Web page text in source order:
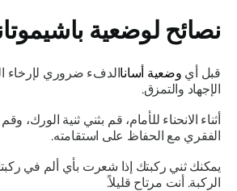
نصائح لوضعية
قبل أيوضعية أساناالدفء ضروري لإرخاء
الإجهاد والتمزق.
أثناء الانحناء للأمام، قم بثني ثنية الورك،
الفقري مع الحفاظ على استقامته.
يمكنك ثني ركبتك إذا شعرت بأي ألم في ركبتك
الركبة. أنت مرتاح قليلاً.